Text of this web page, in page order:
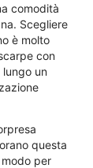
comodità
Scegliere
è molto
con
un
questa
per